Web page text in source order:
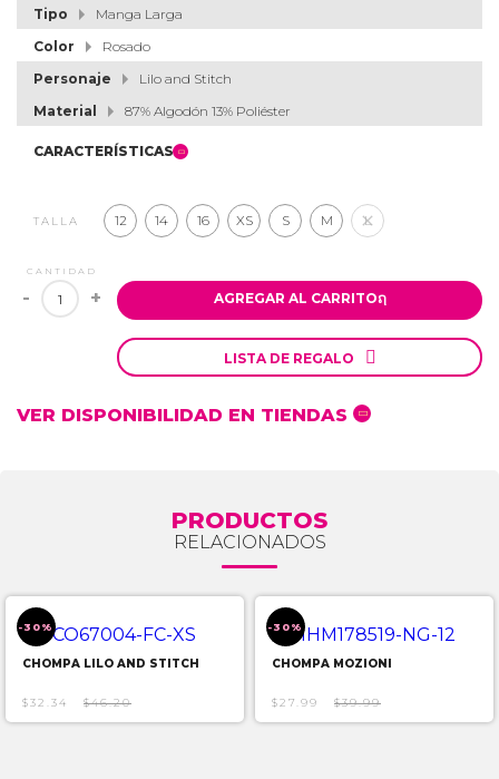
Tipo
Manga Larga
Color
Rosado
Personaje
Lilo and Stitch
Material
87% Algodón 13% Poliéster
CARACTERÍSTICAS
TALLA 12 14 16 XS S M L
CANTIDAD
- + AGREGAR AL CARRITOຐ
LISTA DE REGALO 
VER DISPONIBILIDAD EN TIENDAS
PRODUCTOS
RELACIONADOS
-30%
CHOMPA LILO AND STITCH
$32.34 $46.20
-30%
CHOMPA MOZIONI
$27.99 $39.99